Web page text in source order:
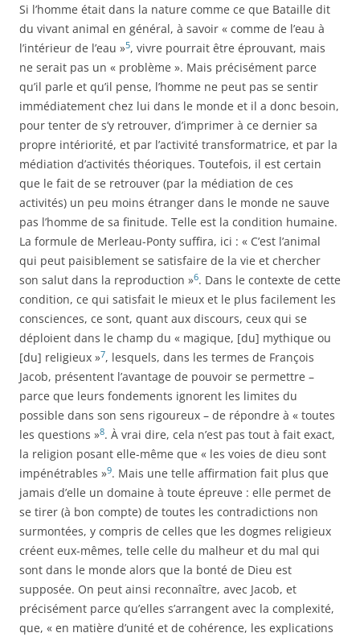
Si l’homme était dans la nature comme ce que Bataille dit
du vivant animal en général, à savoir « comme de l’eau à
l’intérieur de l’eau »5, vivre pourrait être éprouvant, mais
ne serait pas un « problème ». Mais précisément parce
qu’il parle et qu’il pense, l’homme ne peut pas se sentir
immédiatement chez lui dans le monde et il a donc besoin,
pour tenter de s’y retrouver, d’imprimer à ce dernier sa
propre intériorité, et par l’activité transformatrice, et par la
médiation d’activités théoriques. Toutefois, il est certain
que le fait de se retrouver (par la médiation de ces
activités) un peu moins étranger dans le monde ne sauve
pas l’homme de sa finitude. Telle est la condition humaine.
La formule de Merleau-Ponty suffira, ici : « C’est l’animal
qui peut paisiblement se satisfaire de la vie et chercher
son salut dans la reproduction »6. Dans le contexte de cette
condition, ce qui satisfait le mieux et le plus facilement les
consciences, ce sont, quant aux discours, ceux qui se
déploient dans le champ du « magique, [du] mythique ou
[du] religieux »7, lesquels, dans les termes de François
Jacob, présentent l’avantage de pouvoir se permettre –
parce que leurs fondements ignorent les limites du
possible dans son sens rigoureux – de répondre à « toutes
les questions »8. À vrai dire, cela n’est pas tout à fait exact,
la religion posant elle-même que « les voies de dieu sont
impénétrables »9. Mais une telle affirmation fait plus que
jamais d’elle un domaine à toute épreuve : elle permet de
se tirer (à bon compte) de toutes les contradictions non
surmontées, y compris de celles que les dogmes religieux
créent eux-mêmes, telle celle du malheur et du mal qui
sont dans le monde alors que la bonté de Dieu est
supposée. On peut ainsi reconnaître, avec Jacob, et
précisément parce qu’elles s’arrangent avec la complexité,
que, « en matière d’unité et de cohérence, les explications